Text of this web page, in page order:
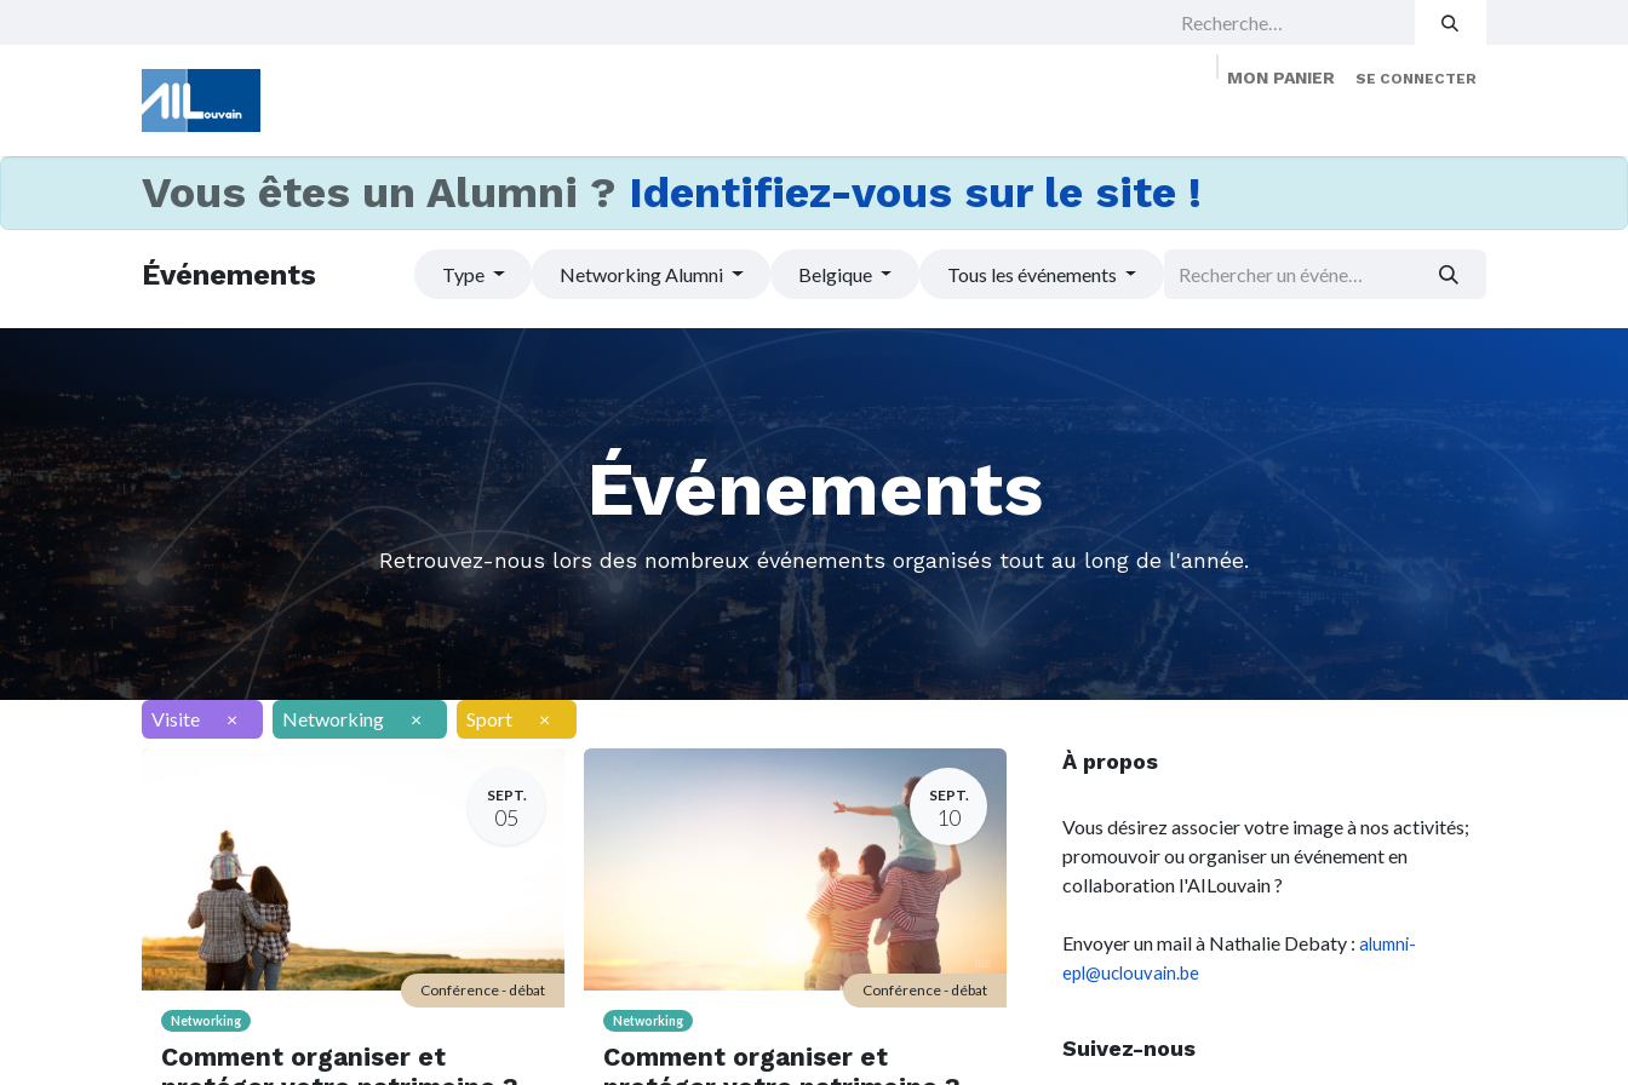
MON PANIER SE CONNECTER
Vous êtes un Alumni ? Identifiez-vous sur le site !
Événements Type Networking Alumni Belgique Tous les événements
Événements
Retrouvez-nous lors des nombreux événements organisés tout au long de l'année.
Visite × Networking × Sport ×
SEPT.
05
Networking
Comment organiser et
Conférence - débat
SEPT.
10
Networking
Comment organiser et
Conférence - débat
À propos
Vous désirez associer votre image à nos activités;
promouvoir ou organiser un événement en
collaboration l'AILouvain ?
Envoyer un mail à Nathalie Debaty : alumni-
epl@uclouvain.be
Suivez-nous